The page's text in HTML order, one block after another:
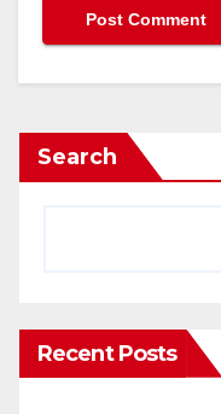
Search
Recent Posts